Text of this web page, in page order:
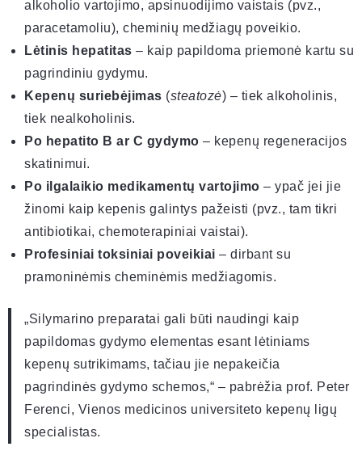
alkoholio vartojimo, apsinuodijimo vaistais (pvz.,
paracetamoliu), cheminių medžiagų poveikio.
Lėtinis hepatitas – kaip papildoma priemonė kartu su
pagrindiniu gydymu.
Kepenų suriebėjimas (steatozė) – tiek alkoholinis,
tiek nealkoholinis.
Po hepatito B ar C gydymo – kepenų regeneracijos
skatinimui.
Po ilgalaikio medikamentų vartojimo – ypač jei jie
žinomi kaip kepenis galintys pažeisti (pvz., tam tikri
antibiotikai, chemoterapiniai vaistai).
Profesiniai toksiniai poveikiai – dirbant su
pramoninėmis cheminėmis medžiagomis.
„Silymarino preparatai gali būti naudingi kaip
papildomas gydymo elementas esant lėtiniams
kepenų sutrikimams, tačiau jie nepakeičia
pagrindinės gydymo schemos,“ – pabrėžia prof. Peter
Ferenci, Vienos medicinos universiteto kepenų ligų
specialistas.